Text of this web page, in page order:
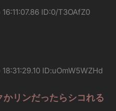
ID:0/T3OAfZ0
ID:uOmW5WZHd
リンだったらシコれる